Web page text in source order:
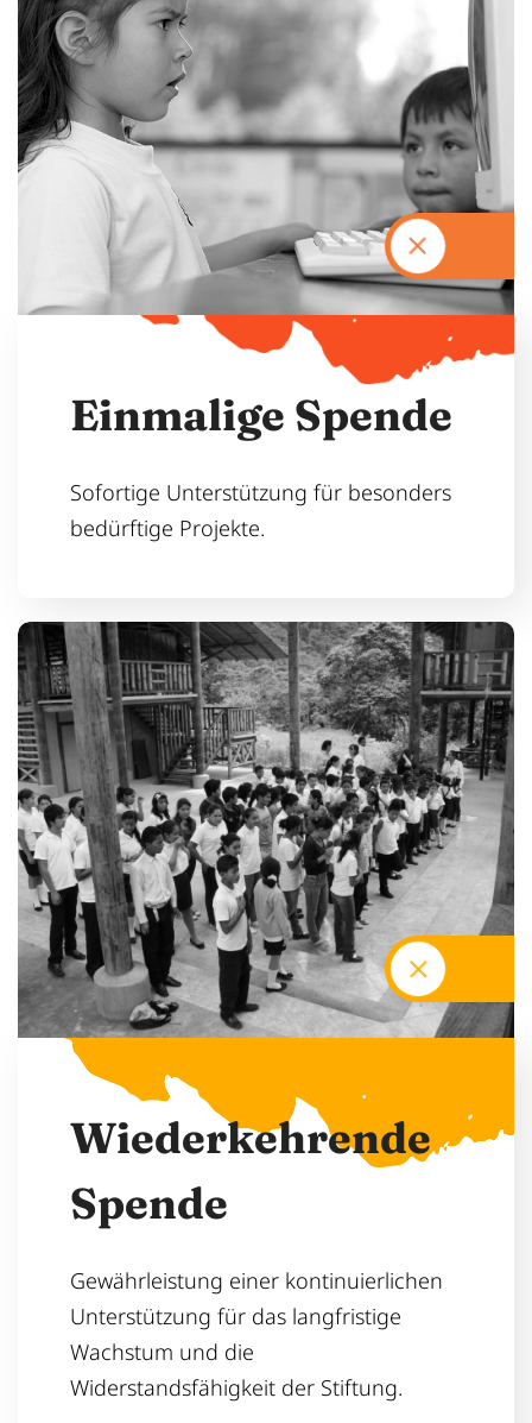
Einmalige Spende
Sofortige Unterstützung für besonders
bedürftige Projekte.
Wiederkehrende
Spende
Gewährleistung einer kontinuierlichen
Unterstützung für das langfristige
Wachstum und die
Widerstandsfähigkeit der Stiftung.